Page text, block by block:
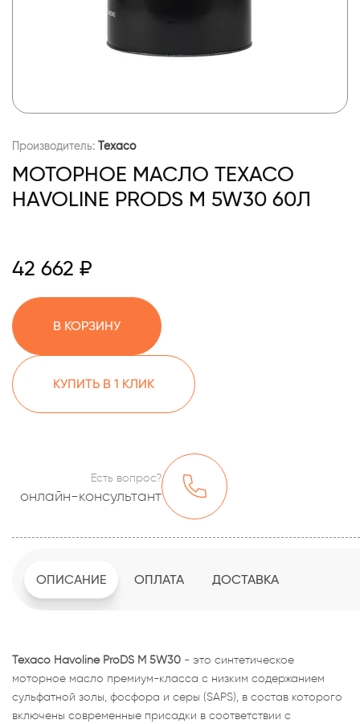
Производитель: Texaco
МОТОРНОЕ МАСЛО TEXACO
HAVOLINE PRODS M 5W30 60Л
42 662 ₽
В КОРЗИНУ
КУПИТЬ В 1 КЛИК
Есть вопрос?
онлайн-консультант
ОПИСАНИЕ ОПЛАТА ДОСТАВКА
Texaco Havoline ProDS M 5W30 - это синтетическое
моторное масло премиум-класса с низким содержанием
сульфатной золы, фосфора и серы (SAPS), в состав которого
включены современные присадки в соответствии с